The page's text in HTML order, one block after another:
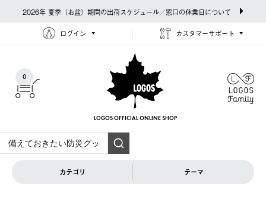
2026年 夏季（お盆）期間の出荷スケジュール／窓口の休業日について
ログイン カスタマーサポート
0
LOGOS OFFICIAL ONLINE SHOP
カテゴリ テーマ